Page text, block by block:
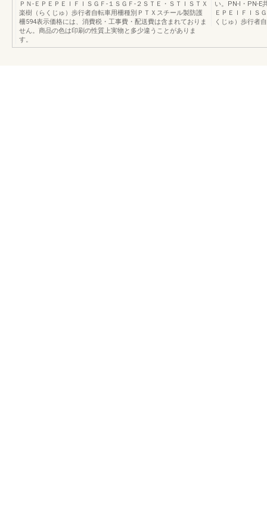
ＰＮ-ＥＰＥＰＥＩＦＩＳＧＦ-１ＳＧＦ-２ＳＴＥ・ＳＴＩＳＴＸ
楽樹（らくじゅ）歩行者自転車用柵種別ＰＴＸスチール製防護
柵594表示価格には、消費税・工事費・配送費は含まれておりま
せん。商品の色は印刷の性質上実物と多少違うことがありま
す。
い。PN-I・PN-E
ＥＰＥＩＦＩＳ
くじゅ）歩行者